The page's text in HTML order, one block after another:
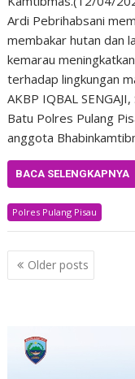
Ardi Pebrihabsani
membakar hutan dan
kemarau
terhadap lingkungan
AKBP IQBAL
Batu Polres Pulang
anggota
BACA SELENGKAPNYA
Polres Pulang Pisau
Posts
navigation
Older posts